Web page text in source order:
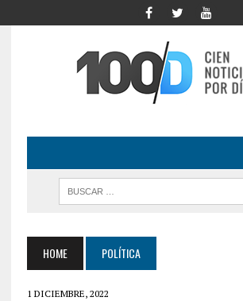
HOME POLÍTICA
1 DICIEMBRE, 2022